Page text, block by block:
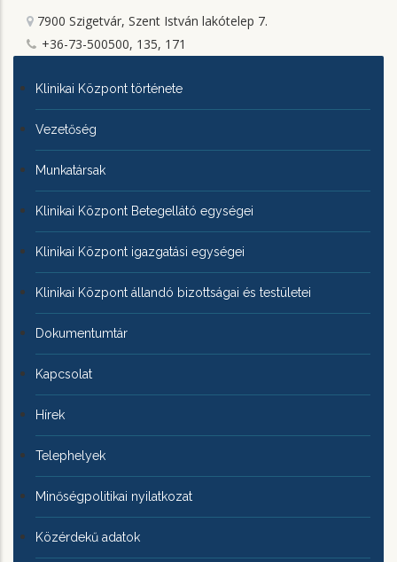
7900 Szigetvár, Szent István lakótelep 7.
+36-73-500500, 135, 171
KLINIKAI
KÖZPONTRÓL
Klinikai Központ története
Vezetőség
Munkatársak
Klinikai Központ Betegellátó egységei
Klinikai Központ igazgatási egységei
Klinikai Központ állandó bizottságai és testületei
Dokumentumtár
Kapcsolat
Hírek
Telephelyek
Minőségpolitikai nyilatkozat
Közérdekű adatok